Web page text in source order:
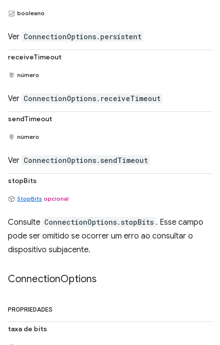
booleano
Ver ConnectionOptions.persistent
receiveTimeout
número
Ver ConnectionOptions.receiveTimeout
sendTimeout
número
Ver ConnectionOptions.sendTimeout
stopBits
StopBits opcional
Consulte ConnectionOptions.stopBits . Esse campo
pode ser omitido se ocorrer um erro ao consultar o
dispositivo subjacente.
ConnectionOptions
PROPRIEDADES
taxa de bits